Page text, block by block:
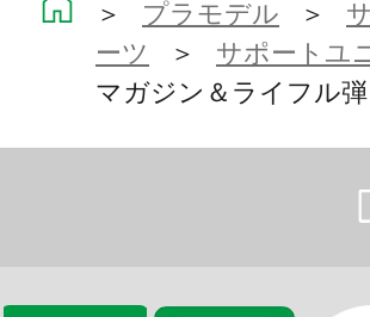
＞ プラモデル ＞
ーツ
＞ サポートユ
マガジン＆ライフル弾